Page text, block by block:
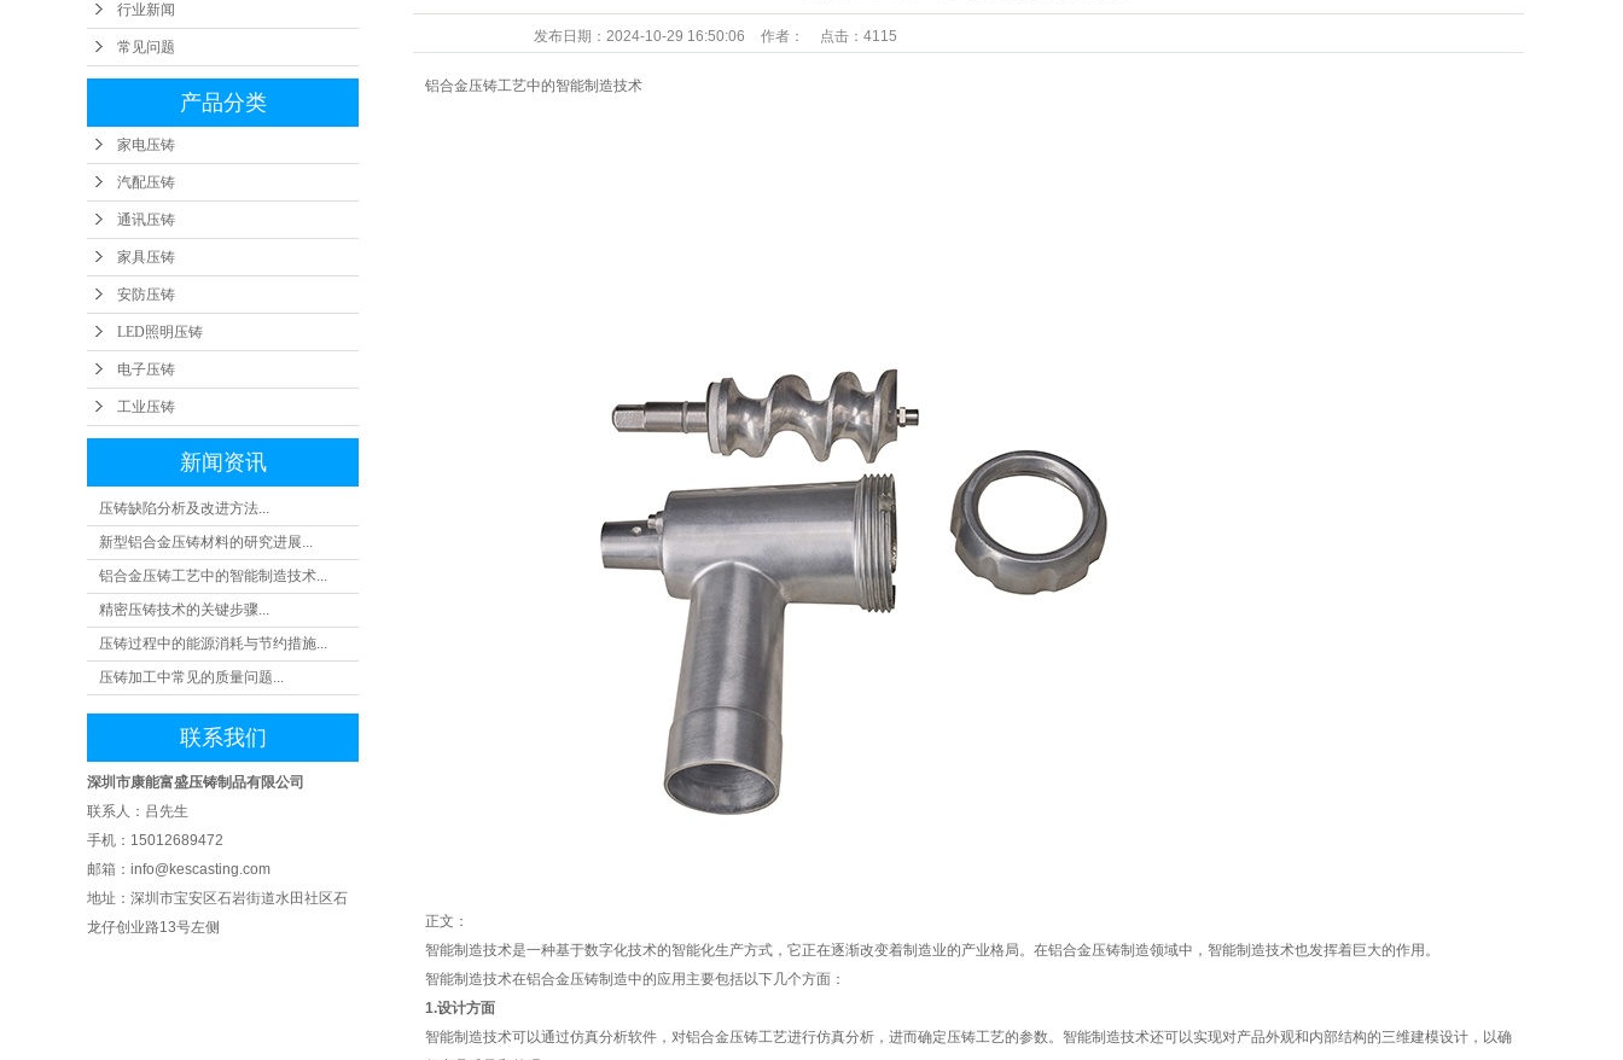
行业新闻
常见问题
产品分类
家电压铸
汽配压铸
通讯压铸
家具压铸
安防压铸
LED照明压铸
电子压铸
工业压铸
新闻资讯
压铸缺陷分析及改进方法...
新型铝合金压铸材料的研究进展...
铝合金压铸工艺中的智能制造技术...
精密压铸技术的关键步骤...
压铸过程中的能源消耗与节约措施...
压铸加工中常见的质量问题...
联系我们
深圳市康能富盛压铸制品有限公司
联系人：吕先生
手机：15012689472
邮箱：info@kescasting.com
地址：深圳市宝安区石岩街道水田社区 石
龙仔创业路13号左侧
发布日期： 2024-10-29 16:50:06 作者： 点击：4115
铝合金压铸工艺中的智能制造技术
正文：
智能制造技术是一种基于数字化技术的智能化生产方式，它正在逐渐改变着制造业的产业格局。在铝合金压铸制造领域中，智能制造技术也发挥着巨大的作用。
智能制造技术在铝合金压铸制造中的应用主要包括以下几个方面：
1.设计方面
智能制造技术可以通过仿真分析软件，对铝合金压铸工艺进行仿真分析，进而确定压铸工艺的参数。智能制造技术还可以实现对产品外观和内部结构的三维建模设计，以确